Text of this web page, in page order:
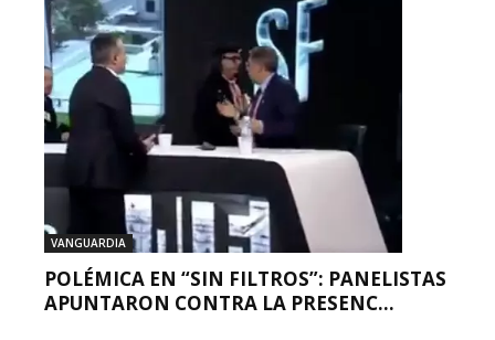
VANGUARDIA
POLÉMICA EN “SIN FILTROS”: PANELISTAS
APUNTARON CONTRA LA PRESENC...